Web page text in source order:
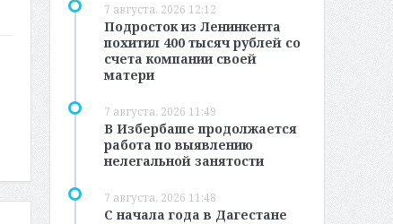
7 августа, 2026 12:12
Подросток из Ленинкента
похитил 400 тысяч рублей со
счета компании своей
матери
7 августа, 2026 11:49
В Избербаше продолжается
работа по выявлению
нелегальной занятости
7 августа, 2026 11:48
С начала года в Дагестане